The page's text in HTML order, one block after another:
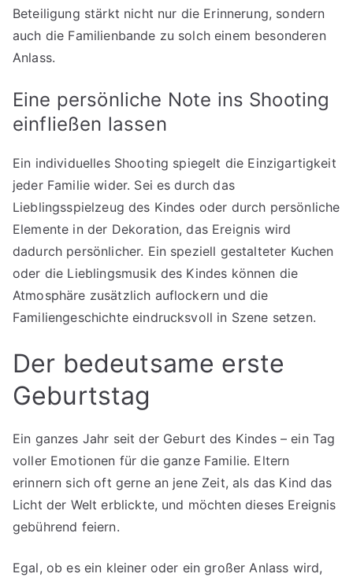
Beteiligung stärkt nicht nur die Erinnerung, sondern
auch die Familienbande zu solch einem besonderen
Anlass.
Eine persönliche Note ins Shooting
einfließen lassen
Ein individuelles Shooting spiegelt die Einzigartigkeit
jeder Familie wider. Sei es durch das
Lieblingsspielzeug des Kindes oder durch persönliche
Elemente in der Dekoration, das Ereignis wird
dadurch persönlicher. Ein speziell gestalteter Kuchen
oder die Lieblingsmusik des Kindes können die
Atmosphäre zusätzlich auflockern und die
Familiengeschichte eindrucksvoll in Szene setzen.
Der bedeutsame erste
Geburtstag
Ein ganzes Jahr seit der Geburt des Kindes – ein Tag
voller Emotionen für die ganze Familie. Eltern
erinnern sich oft gerne an jene Zeit, als das Kind das
Licht der Welt erblickte, und möchten dieses Ereignis
gebührend feiern.
Egal, ob es ein kleiner oder ein großer Anlass wird,